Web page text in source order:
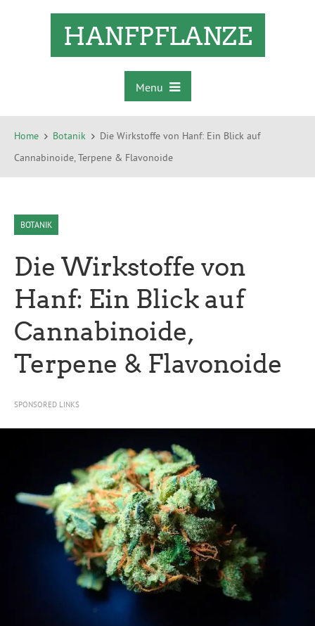
HANFPFLANZE
Menu
Home Botanik
Die Wirkstoffe von Hanf: Ein Blick auf
Cannabinoide, Terpene & Flavonoide
BOTANIK
Die Wirkstoffe von
Hanf: Ein Blick auf
Cannabinoide,
Terpene & Flavonoide
SPONSORED LINKS